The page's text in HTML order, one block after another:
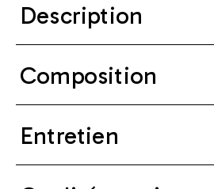
Description
Composition
Entretien